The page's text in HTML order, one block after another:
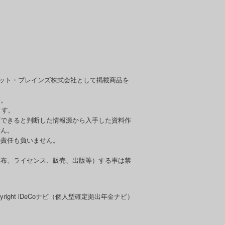
ト・ブレインズ株式会社として掲載商品を
。
きると判断した情報源から入手した資料作
。
任も負いません。
、ライセンス、販売、出版等）する事は禁
iDeCoナビ（個人型確定拠出年金ナビ）